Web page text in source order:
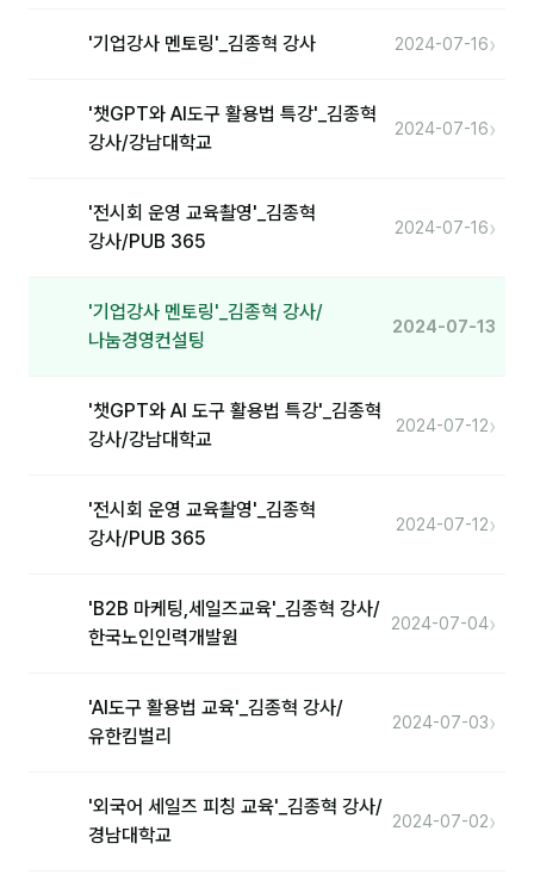
문서자료실
1:1 문의
자주 묻는 질문
'기업강사 멘토링'_김종혁 강사 2024-07-16›
'챗GPT와 AI도구 활용법 특강'_김종혁
강사/강남대학교
2024-07-16›
'전시회 운영 교육촬영'_김종혁
강사/PUB 365
2024-07-16›
'기업강사 멘토링'_김종혁 강사/
나눔경영컨설팅
2024-07-13
'챗GPT와 AI 도구 활용법 특강'_김종혁
강사/강남대학교
2024-07-12›
'전시회 운영 교육촬영'_김종혁
강사/PUB 365
2024-07-12›
'B2B 마케팅,세일즈교육'_김종혁 강사/
한국노인인력개발원
2024-07-04›
'AI도구 활용법 교육'_김종혁 강사/
유한킴벌리
2024-07-03›
'외국어 세일즈 피칭 교육'_김종혁 강사/
경남대학교
2024-07-02›